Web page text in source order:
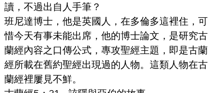
讀，不過出自人手筆？
班尼達博士，他是英國人，在多倫多這裡住，可
惜今天有事未能出席，他的博士論文，是研究古
蘭經內容之口傳公式，專攻聖經主題，即是古蘭
經所載在舊約聖經出現過的人物。這類人物在古
蘭經裡屢見不鮮。